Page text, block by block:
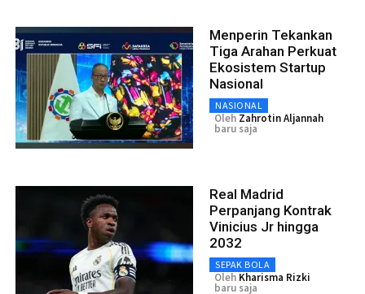
Menperin Tekankan
Tiga Arahan Perkuat
Ekosistem Startup
Nasional
NASIONAL
Oleh Zahrotin Aljannah
baru saja
Real Madrid
Perpanjang Kontrak
Vinicius Jr hingga
2032
SEPAK BOLA
Oleh Kharisma Rizki
baru saja